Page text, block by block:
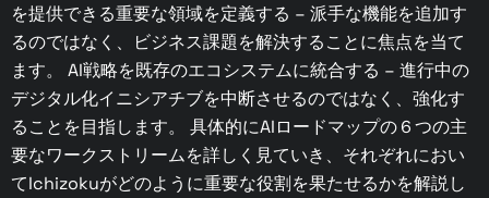
を提供できる重要な領域を定義する – 派手な機能を追加す
るのではなく、ビジネス課題を解決することに焦点を当て
ます。 AI戦略を既存のエコシステムに統合する – 進行中の
デジタル化イニシアチブを中断させるのではなく、強化す
ることを目指します。 具体的にAIロードマップの６つの主
要なワークストリームを詳しく見ていき、それぞれにおい
てIchizokuがどのように重要な役割を果たせるかを解説し